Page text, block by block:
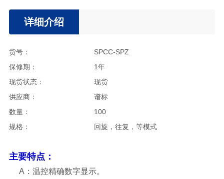
详细介绍
货号：
SPCC-SPZ
保修期：
1年
现货状态：
现货
供应商：
谱标
数量：
100
规格：
回旋，往复，等模式
主要特点：
A：温控精确数字显示。